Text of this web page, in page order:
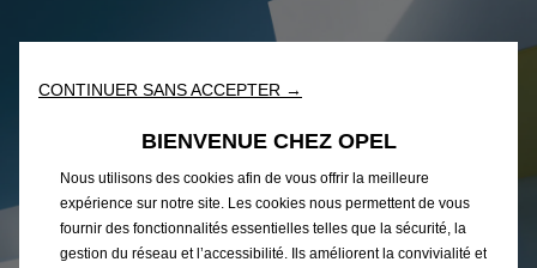
CONTINUER SANS ACCEPTER →
BIENVENUE CHEZ OPEL
Nous utilisons des cookies afin de vous offrir la meilleure
expérience sur notre site. Les cookies nous permettent de vous
fournir des fonctionnalités essentielles telles que la sécurité, la
gestion du réseau et l’accessibilité. Ils améliorent la convivialité et